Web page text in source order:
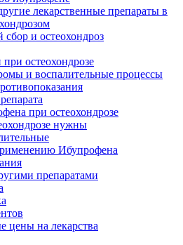
лекарственные препараты в
и остеохондроз
остеохондрозе
и воспалительные процессы
при остеохондрозе
нужны
Ибупрофена
препаратами
цены на лекарства